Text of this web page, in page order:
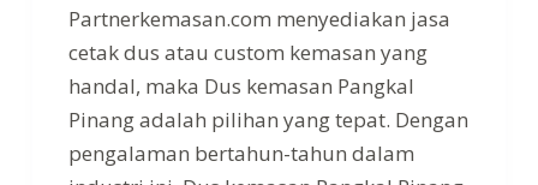
Partnerkemasan.com menyediakan jasa
cetak dus atau custom kemasan yang
handal, maka Dus kemasan Pangkal
Pinang adalah pilihan yang tepat. Dengan
pengalaman bertahun-tahun dalam